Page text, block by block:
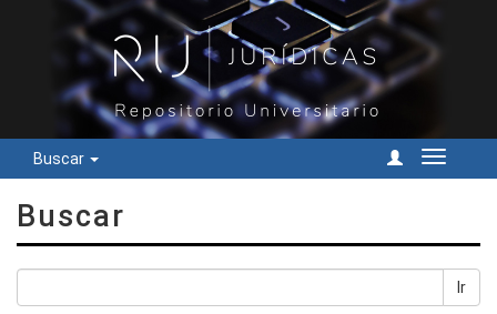
Buscar
Cambiar
Buscar
Ir